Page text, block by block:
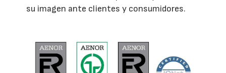
su imagen ante clientes y consumidores.